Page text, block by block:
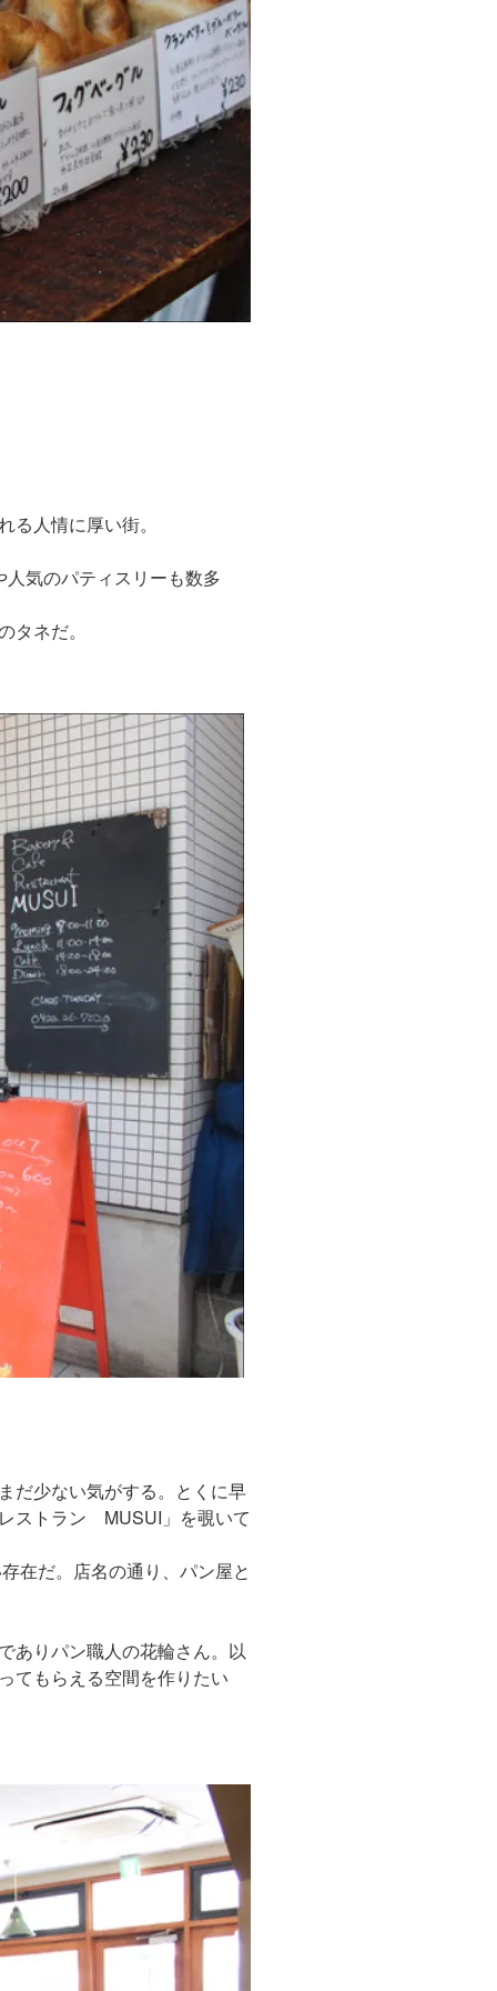
人情に厚い街。
気のパティスリーも数多
ネだ。
だ少ない気がする。とくに早
ストラン MUSUI」を覗いて
在だ。店名の通り、パン屋と
ありパン職人の花輪さん。以
てもらえる空間を作りたい